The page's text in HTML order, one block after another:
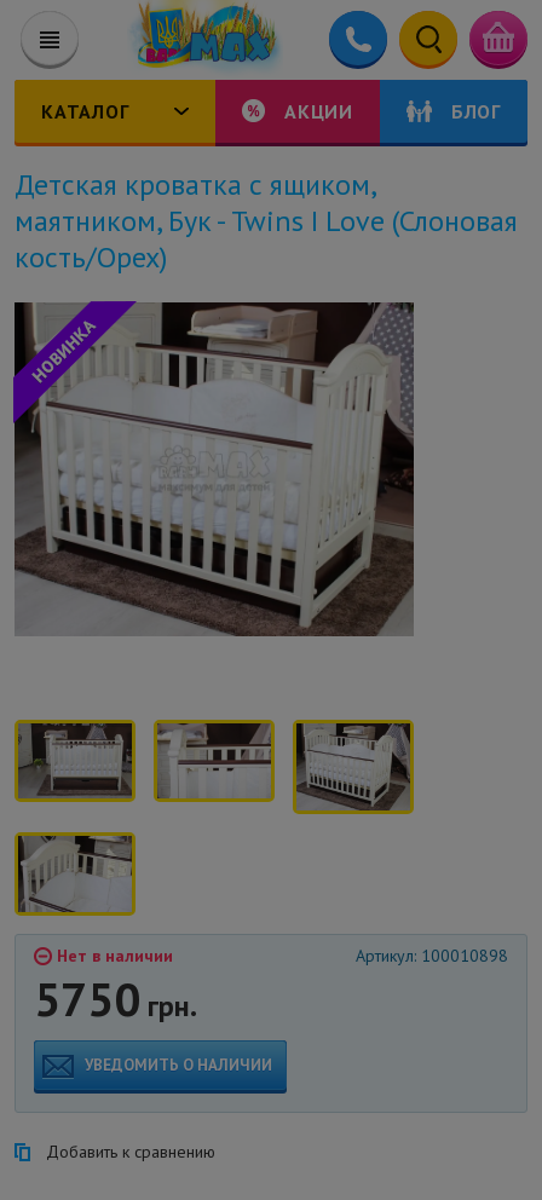
КАТАЛОГ АКЦИИ БЛОГ
Детская кроватка с ящиком,
маятником, Бук - Twins I Love (Слоновая
кость/Орех)
Нет в наличии Артикул: 100010898
5750 грн.
УВЕДОМИТЬ О НАЛИЧИИ
Добавить к сравнению